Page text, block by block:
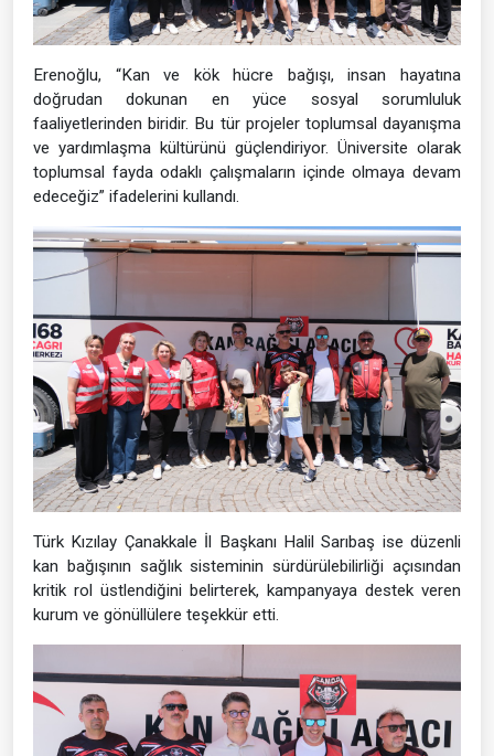
Erenoğlu, “Kan ve kök hücre bağışı, insan hayatına
doğrudan dokunan en yüce sosyal sorumluluk
faaliyetlerinden biridir. Bu tür projeler toplumsal dayanışma
ve yardımlaşma kültürünü güçlendiriyor. Üniversite olarak
toplumsal fayda odaklı çalışmaların içinde olmaya devam
edeceğiz” ifadelerini kullandı.
Türk Kızılay Çanakkale İl Başkanı Halil Sarıbaş ise düzenli
kan bağışının sağlık sisteminin sürdürülebilirliği açısından
kritik rol üstlendiğini belirterek, kampanyaya destek veren
kurum ve gönüllülere teşekkür etti.